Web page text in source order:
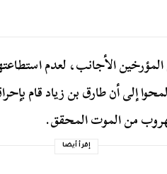
الأجانب، لعدم
إلى أن طارق بن زياد قام
من الموت المحقق.
إقرأ أيضا